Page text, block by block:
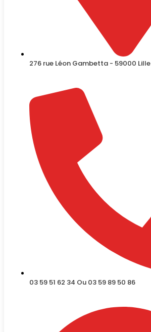
276 rue Léon Gambetta - 59000 Lille
03 59 51 62 34 Ou 03 59 89 50 86